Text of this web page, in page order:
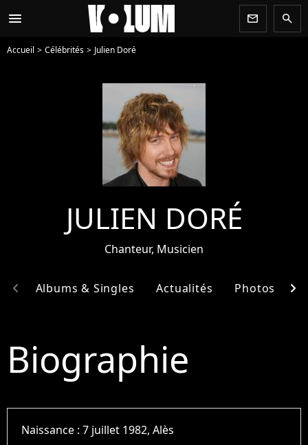
menu newsletter search
Accueil Célébrités Julien Doré
JULIEN DORÉ
Chanteur, Musicien
Albums & Singles Actualités Photos
chevron_left chevron_right
Biographie
Naissance :7 juillet 1982, Alès